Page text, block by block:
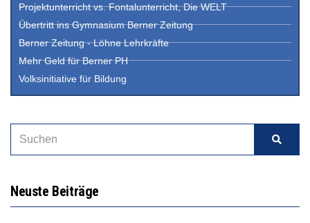
Projektunterricht vs. Fontalunterricht, Die WELT
Übertritt ins Gymnasium Berner Zeitung
Berner Zeitung - Löhne Lehrkräfte
Mehr Geld für Berner PH
Volksinitiative für Bildung
Neuste Beiträge